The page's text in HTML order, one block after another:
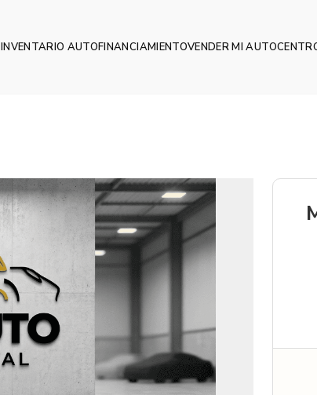
INVENTARIO AUTOFINANCIAMIENTOVENDER MI AUTO